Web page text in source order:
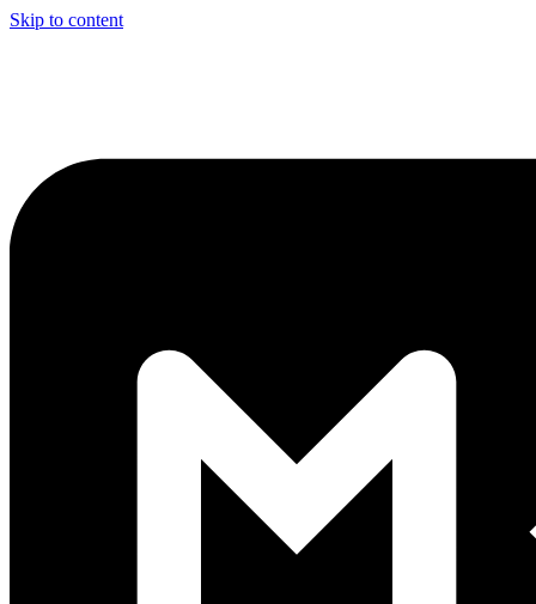
Skip to content